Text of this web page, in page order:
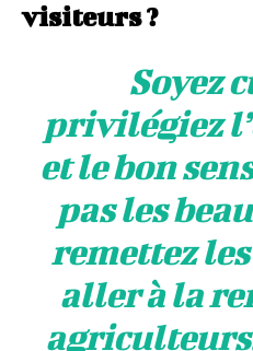
visiteurs ?
Soyez
privilégiez
et le bon
pas les
remettez
aller à la